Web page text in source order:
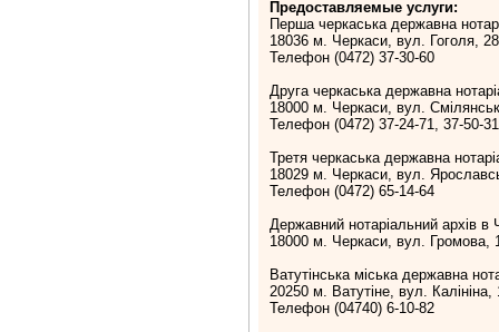
Предоставляемые услуги:
Перша черкаська державна
18036 м. Черкаси, вул. Гоголя,
Телефон (0472) 37-30-60
Друга черкаська державна
18000 м. Черкаси, вул.
Телефон (0472) 37-24-71, 37-50-31
Третя черкаська державна
18029 м. Черкаси, вул.
Телефон (0472) 65-14-64
Державний нотаріальний архів в
18000 м. Черкаси, вул. Громова,
Ватутінська міська державна
20250 м. Ватутіне, вул. Калініна,
Телефон (04740) 6-10-82